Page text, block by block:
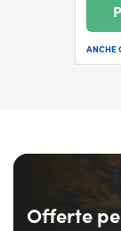
ANCHE
Offerte